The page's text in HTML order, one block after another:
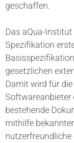
geschaffen.
Das aQua-
Spezifikation
gesetzlichen
Damit wird für
Softwareanbieter
bestehende
mithilfe